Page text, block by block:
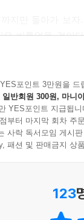
충만함의 허구성
구에 정박한 어선
땀이 닦이는 건
다. (...)
자명하고 단순
사람이 있다. 현실
비틀었을 것이
한 인간이 질문을
한 목표도 궁금
막 책장을 덮고
이것을 ‘성장’이
포인트 3만원을 드
일반회원 300원, 마니
YES포인트 지급됩니
부터 마지막 회차 주
사락 독서모임 게시
패션 및 판매금지 상
123